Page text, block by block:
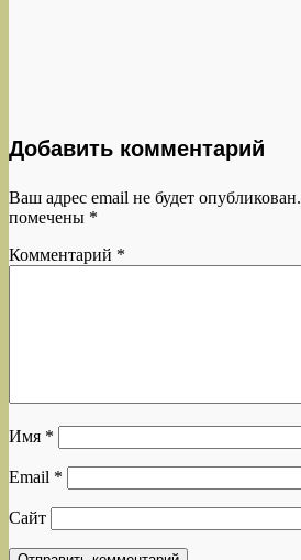
Добавить комментарий
Ваш адрес email не будет опубликован.
помечены *
Комментарий *
Имя *
Email *
Сайт